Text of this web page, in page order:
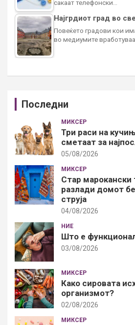
сакаат телефонски…
Најгрдиот град во
Повеќето градови кои
во медиумите
Последни
МИКСЕР
Три раси на
сметаат за
05/08/2026
МИКСЕР
Стар
разлади домот
струја
04/08/2026
НИЕ
Што е
03/08/2026
МИКСЕР
Како сировата
организмот?
02/08/2026
МИКСЕР